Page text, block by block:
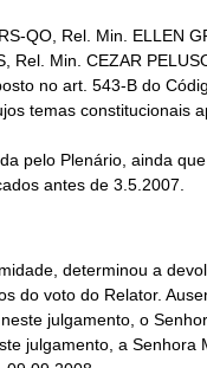
antes de 3.5.2007.
determinou a
do voto do Relator.
julgamento, o
julgamento, a Senhora